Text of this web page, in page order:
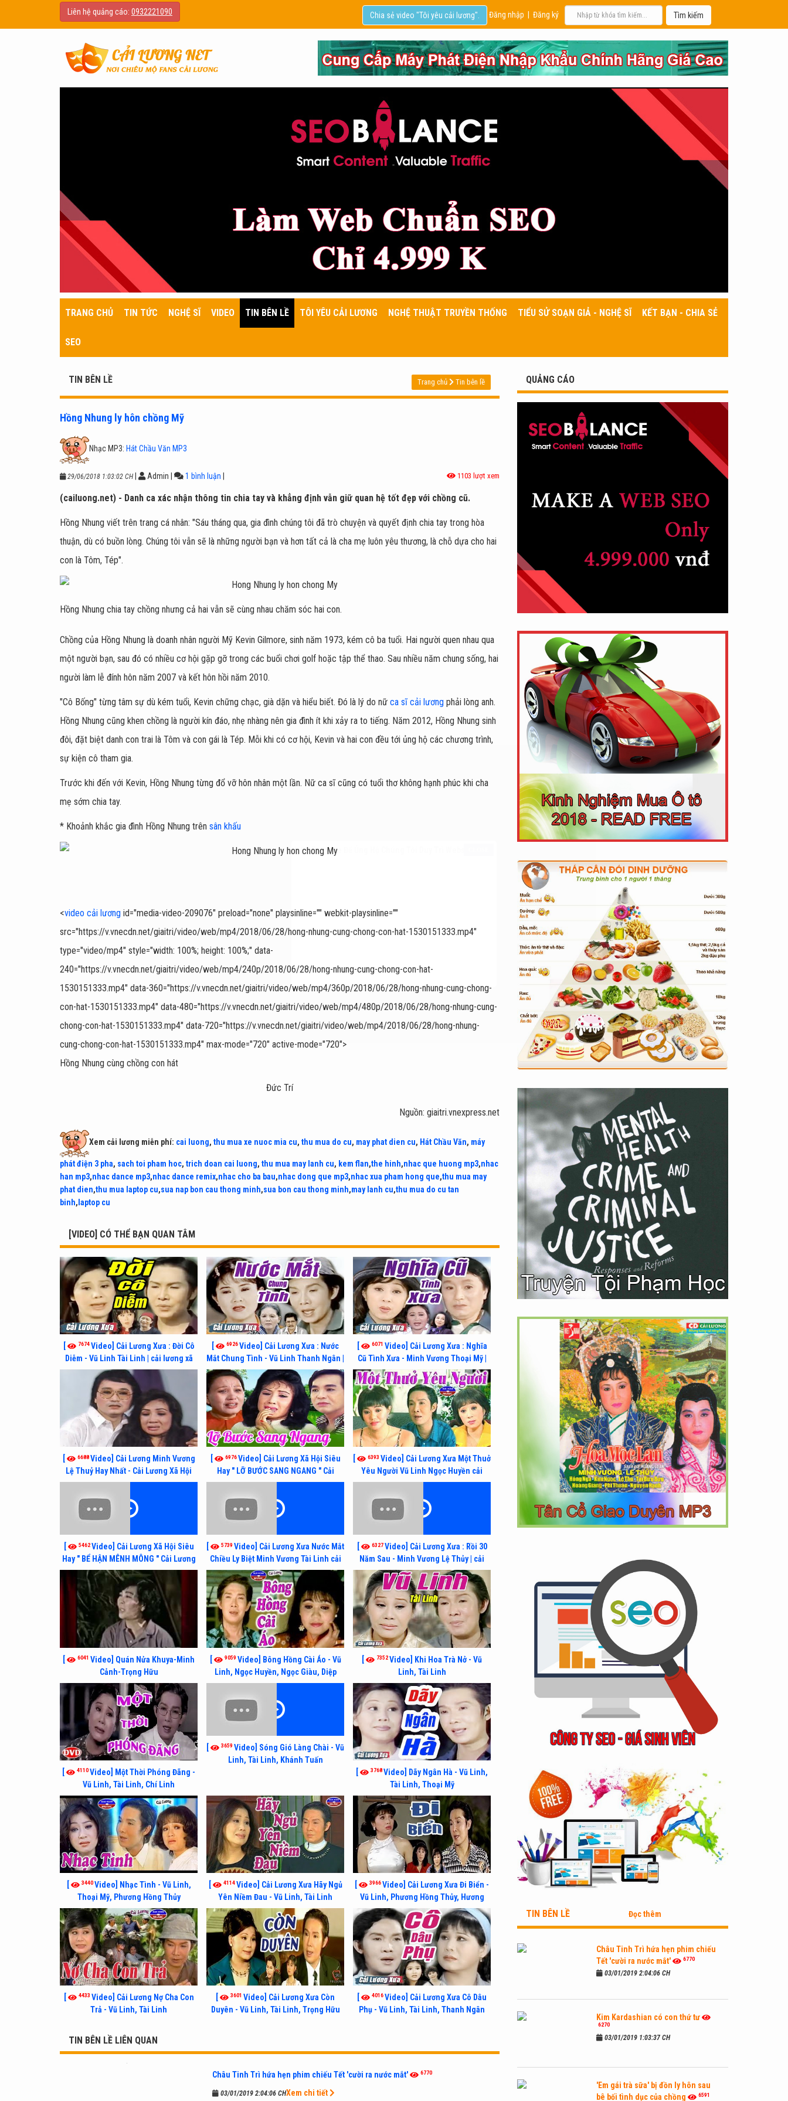
Liên hệ quảng cáo: 0932221090 Đăng nhập Đăng ký
Chia sẻ video "Tôi yêu cải lương".
TRANG CHỦ TIN TỨC NGHỆ SĨ VIDEO TIN BÊN LỀ TÔI YÊU CẢI LƯƠNG NGHỆ THUẬT TRUYỀN THỐNG TIỂU SỬ SOẠN GIẢ - NGHỆ SĨ KẾT BẠN - CHIA SẺ
SEO
TIN BÊN LỀ Trang chủ Tin bên lề
Hồng Nhung ly hôn chồng Mỹ
Nhạc MP3: Hát Chầu Văn MP3
29/06/2018 1:03:02 CH Admin 1 bình luận 1103 lượt xem
(cailuong.net) - Danh ca xác nhận thông tin chia tay và khẳng định vẫn giữ quan hệ tốt đẹp với chồng cũ.
Hồng Nhung viết trên trang cá nhân: "Sáu tháng qua, gia đình chúng tôi đã trò chuyện và quyết định chia tay trong hòa
thuận, dù có buồn lòng. Chúng tôi vẫn sẽ là những người bạn và hơn tất cả là cha mẹ luôn yêu thương, là chỗ dựa cho hai
con là Tôm, Tép".
Hồng Nhung chia tay chồng nhưng cả hai vẫn sẽ cùng nhau chăm sóc hai con.
Chồng của Hồng Nhung là doanh nhân người Mỹ Kevin Gilmore, sinh năm 1973, kém cô ba tuổi. Hai người quen nhau qua
một người bạn, sau đó có nhiều cơ hội gặp gỡ trong các buổi chơi golf hoặc tập thể thao. Sau nhiều năm chung sống, hai
người làm lễ đính hôn năm 2007 và kết hôn hồi năm 2010.
"Cô Bống" từng tâm sự dù kém tuổi, Kevin chững chạc, già dặn và hiểu biết. Đó là lý do nữ ca sĩ cải lương phải lòng anh.
Hồng Nhung cũng khen chồng là người kín đáo, nhẹ nhàng nên gia đình ít khi xảy ra to tiếng. Năm 2012, Hồng Nhung sinh
đôi, đặt biệt danh con trai là Tôm và con gái là Tép. Mỗi khi có cơ hội, Kevin và hai con đều tới ủng hộ các chương trình,
sự kiện cô tham gia.
Trước khi đến với Kevin, Hồng Nhung từng đổ vỡ hôn nhân một lần. Nữ ca sĩ cũng có tuổi thơ không hạnh phúc khi cha
mẹ sớm chia tay.
* Khoảnh khắc gia đình Hồng Nhung trên sân khấu
<video cải lương id="media-video-209076" preload="none" playsinline="" webkit-playsinline=""
src="https://v.vnecdn.net/giaitri/video/web/mp4/2018/06/28/hong-nhung-cung-chong-con-hat-1530151333.mp4"
type="video/mp4" style="width: 100%; height: 100%;" data-
240="https://v.vnecdn.net/giaitri/video/web/mp4/240p/2018/06/28/hong-nhung-cung-chong-con-hat-
1530151333.mp4" data-360="https://v.vnecdn.net/giaitri/video/web/mp4/360p/2018/06/28/hong-nhung-cung-chong-
con-hat-1530151333.mp4" data-480="https://v.vnecdn.net/giaitri/video/web/mp4/480p/2018/06/28/hong-nhung-cung-
chong-con-hat-1530151333.mp4" data-720="https://v.vnecdn.net/giaitri/video/web/mp4/2018/06/28/hong-nhung-
cung-chong-con-hat-1530151333.mp4" max-mode="720" active-mode="720">
Hồng Nhung cùng chồng con hát
Đức Trí
Nguồn: giaitri.vnexpress.net
Xem cải lương miễn phí: cai luong, thu mua xe nuoc mia cu, thu mua do cu, may phat dien cu, Hát Chầu Văn, máy
phát điện 3 pha, sach toi pham hoc, trich doan cai luong, thu mua may lanh cu, kem flan,the hinh,nhac que huong mp3,nhac
han mp3,nhac dance mp3,nhac dance remix,nhac cho ba bau,nhac dong que mp3,nhac xua pham hong que,thu mua may
phat dien,thu mua laptop cu,sua nap bon cau thong minh,sua bon cau thong minh,may lanh cu,thu mua do cu tan
binh, laptop cu
[VIDEO] CÓ THỂ BẠN QUAN TÂM
7674Video] Cải Lương Xưa : Đời Cô
Diễm - Vũ Linh Tài Linh | cải lương xã
hội hay nhất
6926Video] Cải Lương Xưa : Nước
Mắt Chung Tình - Vũ Linh Thanh Ngân |
cải lương xã hội hay nhất
6071 Video] Cải Lương Xưa : Nghĩa
Cũ Tình Xưa - Minh Vương Thoại Mỹ |
cải lương xã hội hay nhất
6688Video] Cải Lương Minh Vương
Lệ Thuỷ Hay Nhất - Cải Lương Xã Hội
Xưa Bất Hủ
6976Video] Cải Lương Xã Hội Siêu
Hay " LỠ BƯỚC SANG NGANG " Cải
Lương Lệ Thuỷ, Thanh Tuấn, Hồng Nga
6393 Video] Cải Lương Xưa Một Thuở
Yêu Người Vũ Linh Ngọc Huyền cải
lương xã hội hay nhất
5462Video] Cải Lương Xã Hội Siêu
Hay " BỂ HẬN MÊNH MÔNG " Cải Lương
Kim Tử Long, Thanh Ngân Hay Nhất
5739 Video] Cải Lương Xưa Nước Mắt
Chiều Ly Biệt Minh Vương Tài Linh cải
lương xã hội hay nhất
6327Video] Cải Lương Xưa : Rồi 30
Năm Sau - Minh Vương Lệ Thủy | cải
lương xã hội hay nhất
[ 6041 Video] Quán Nửa Khuya-Minh
Cảnh-Trọng Hữu
[ 9059 Video] Bông Hồng Cài Áo - Vũ
Linh, Ngọc Huyền, Ngọc Giàu, Diệp
Lang
[ 7352Video] Khi Hoa Trà Nở - Vũ
Linh, Tài Linh
4110Video] Một Thời Phóng Đãng -
Vũ Linh, Tài Linh, Chí Linh
[ 3659 Video] Sóng Gió Làng Chài - Vũ
Linh, Tài Linh, Khánh Tuấn
3768Video] Dãy Ngân Hà - Vũ Linh,
Tài Linh, Thoại Mỹ
3440Video] Nhạc Tình - Vũ Linh,
Thoại Mỹ, Phương Hồng Thủy
4114Video] Cải Lương Xưa Hãy Ngủ
Yên Niềm Đau - Vũ Linh, Tài Linh
3966Video] Cải Lương Xưa Đi Biển -
Vũ Linh, Phương Hồng Thủy, Hương
Lan, Thanh Hằng
4433 Video] Cải Lương Nợ Cha Con
Trả - Vũ Linh, Tài Linh
3601 Video] Cải Lương Xưa Còn
Duyên - Vũ Linh, Tài Linh, Trọng Hữu
4016Video] Cải Lương Xưa Cô Dâu
Phụ - Vũ Linh, Tài Linh, Thanh Ngân
TIN BÊN LỀ LIÊN QUAN
Châu Tinh Trì hứa hẹn phim chiếu Tết 'cười ra nước mắt' 6770
03/01/2019 2:04:06 CHXem chi tiết
QUẢNG CÁO
TIN BÊN LỀ Đọc thêm
Châu Tinh Trì hứa hẹn phim chiếu
Tết 'cười ra nước mắt'
6770
03/01/2019 2:04:06 CH
Kim Kardashian có con thứ tư
6270
03/01/2019 1:03:37 CH
'Em gái trà sữa' bị đồn ly hôn sau
bê bối tình dục của chồng
6591
Like Fanpage Để Ủng Hộ Chúng Tôi Duy Trì Website
Powered bynetcore.vn